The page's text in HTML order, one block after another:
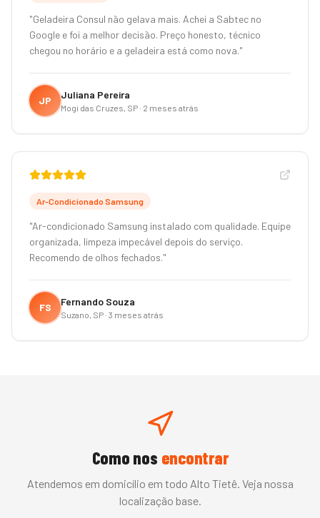
"Geladeira Consul não gelava mais. Achei a Sabtec no
Google e foi a melhor decisão. Preço honesto, técnico
chegou no horário e a geladeira está como nova."
JP Juliana Pereira
Mogi das Cruzes, SP· 2 meses atrás
Ar-Condicionado Samsung
"Ar-condicionado Samsung instalado com qualidade. Equipe
organizada, limpeza impecável depois do serviço.
Recomendo de olhos fechados."
FS Fernando Souza
Suzano, SP· 3 meses atrás
Como nos encontrar
Atendemos em domicílio em todo Alto Tietê. Veja nossa
localização base.